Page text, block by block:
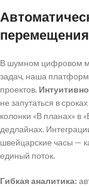
В шумном цифровом
задач, наша
проектов.
не запутаться в
колонки «В планах» в
дедлайнах.
швейцарские часы —
единый поток.
Гибкая аналитика: